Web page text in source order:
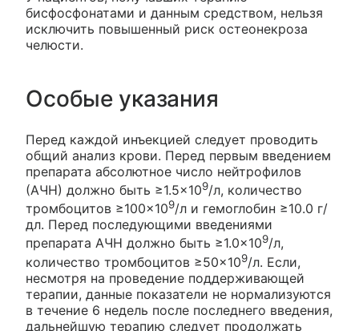
бисфосфонатами и данным средством, нельзя
исключить повышенный риск остеонекроза
челюсти.
Особые указания
Перед каждой инъекцией следует проводить
общий анализ крови. Перед первым введением
препарата абсолютное число нейтрофилов
(АЧН) должно быть ≥1.5×109/л, количество
тромбоцитов ≥100×109/л и гемоглобин ≥10.0 г/
дл. Перед последующими введениями
препарата АЧН должно быть ≥1.0×109/л,
количество тромбоцитов ≥50×109/л. Если,
несмотря на проведение поддерживающей
терапии, данные показатели не нормализуются
в течение 6 недель после последнего введения,
дальнейшую терапию следует продолжать